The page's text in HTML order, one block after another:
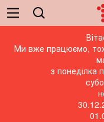
Ми вже працюємо, тож
з понеділка